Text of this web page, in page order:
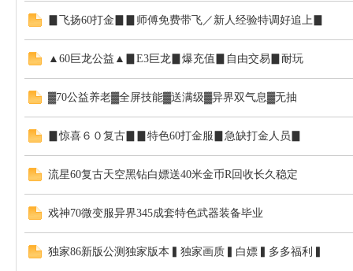
▊飞扬60打金▊▊师傅免费带飞／新人经验特调好追上▊
▲60巨龙公益▲▊E3巨龙▊爆充值▊自由交易▊耐玩
▓70公益养老▓全屏技能▓送满级▓异界双气息▓无抽
▊惊喜６０复古▊▊特色60打金服▊急缺打金人员▊
流星60复古天空黑钻白嫖送40米金币R回收长久稳定
戏神70微变服异界345成套特色武器装备毕业
独家86新版公测独家版本▍独家画质▍白嫖▍多多福利▍